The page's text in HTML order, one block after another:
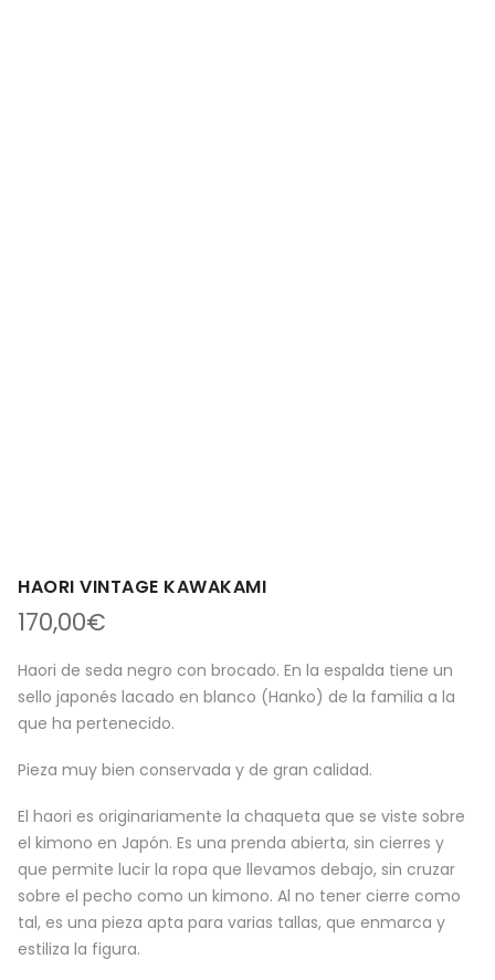
HAORI VINTAGE KAWAKAMI
170,00€
Haori de seda negro con brocado. En la espalda tiene un
sello japonés lacado en blanco (Hanko) de la familia a la
que ha pertenecido.
Pieza muy bien conservada y de gran calidad.
El haori es originariamente la chaqueta que se viste sobre
el kimono en Japón. Es una prenda abierta, sin cierres y
que permite lucir la ropa que llevamos debajo, sin cruzar
sobre el pecho como un kimono. Al no tener cierre como
tal, es una pieza apta para varias tallas, que enmarca y
estiliza la figura.